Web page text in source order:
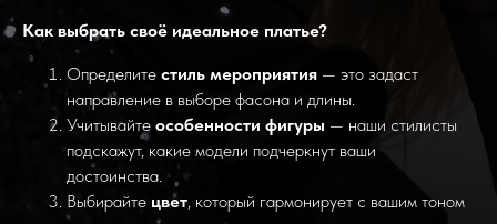
Как выбрать своё идеальное платье?
Определите стиль мероприятия — это задаст
направление в выборе фасона и длины.
Учитывайте особенности фигуры — наши стилисты
подскажут, какие модели подчеркнут ваши
достоинства.
Выбирайте цвет, который гармонирует с вашим тоном